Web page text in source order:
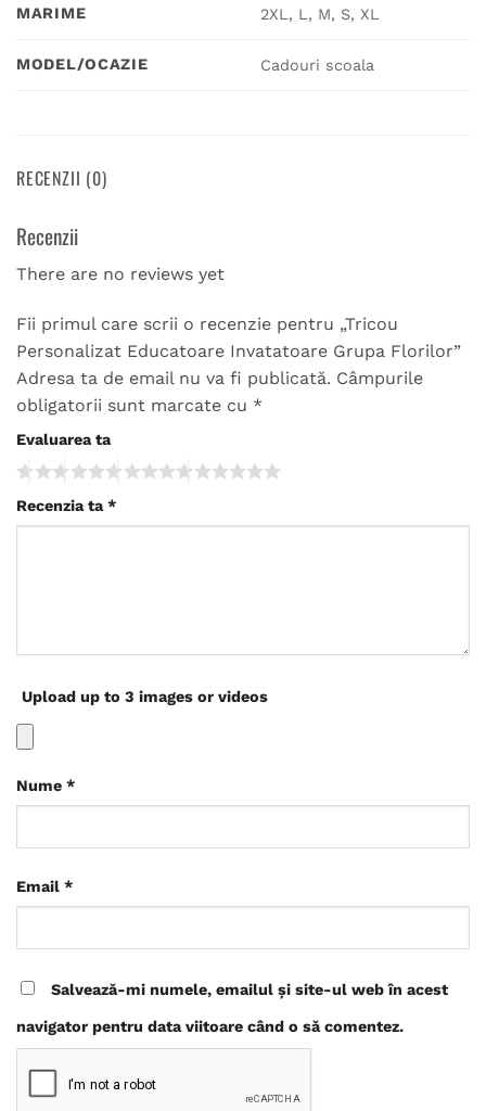
MARIME 2XL, L, M, S, XL
MODEL/OCAZIE Cadouri scoala
RECENZII (0)
Recenzii
There are no reviews yet
Fii primul care scrii o recenzie pentru „Tricou
Personalizat Educatoare Invatatoare Grupa Florilor”
Adresa ta de email nu va fi publicată. Câmpurile
obligatorii sunt marcate cu *
Evaluarea ta
Recenzia ta*
Upload up to 3 images or videos
Nume *
Email *
Salvează-mi numele, emailul și site-ul web în acest
navigator pentru data viitoare când o să comentez.